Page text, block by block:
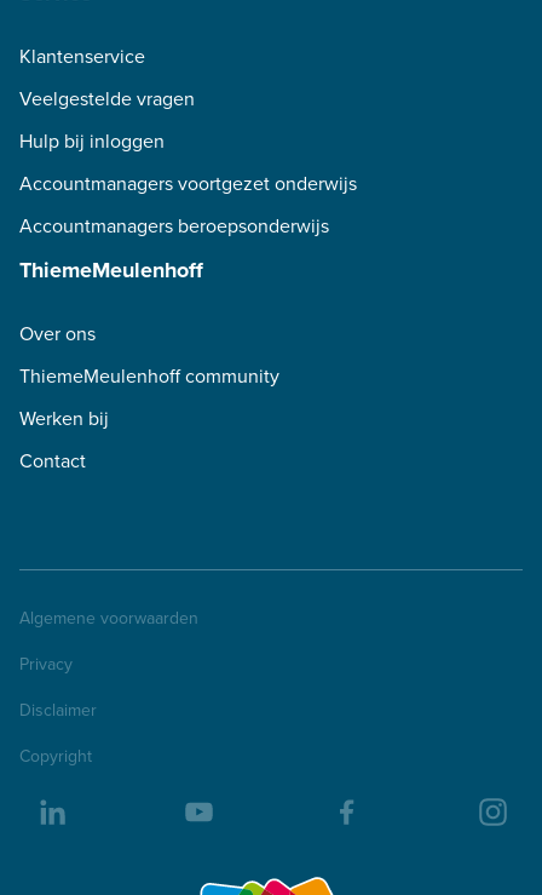
Klantenservice
Veelgestelde vragen
Hulp bij inloggen
Accountmanagers voortgezet onderwijs
Accountmanagers beroepsonderwijs
ThiemeMeulenhoff
Over ons
ThiemeMeulenhoff community
Werken bij
Contact
Algemene voorwaarden
Privacy
Disclaimer
Copyright